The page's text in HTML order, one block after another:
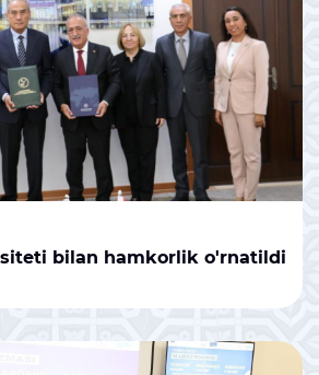
bilan hamkorlik o'rnatildi